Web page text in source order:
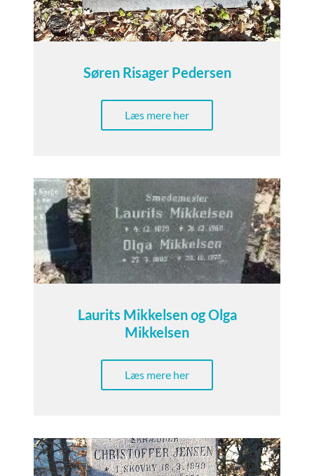
Søren Risager Pedersen
Læs mere her
Laurits Mikkelsen og Olga
Mikkelsen
Læs mere her